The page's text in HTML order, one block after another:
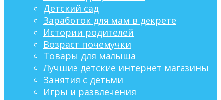
Детский сад
Заработок для мам в декрете
Истории родителей
Возраст почемучки
Товары для малыша
Лучшие детские интернет магазины
Занятия с детьми
Игры и развлечения